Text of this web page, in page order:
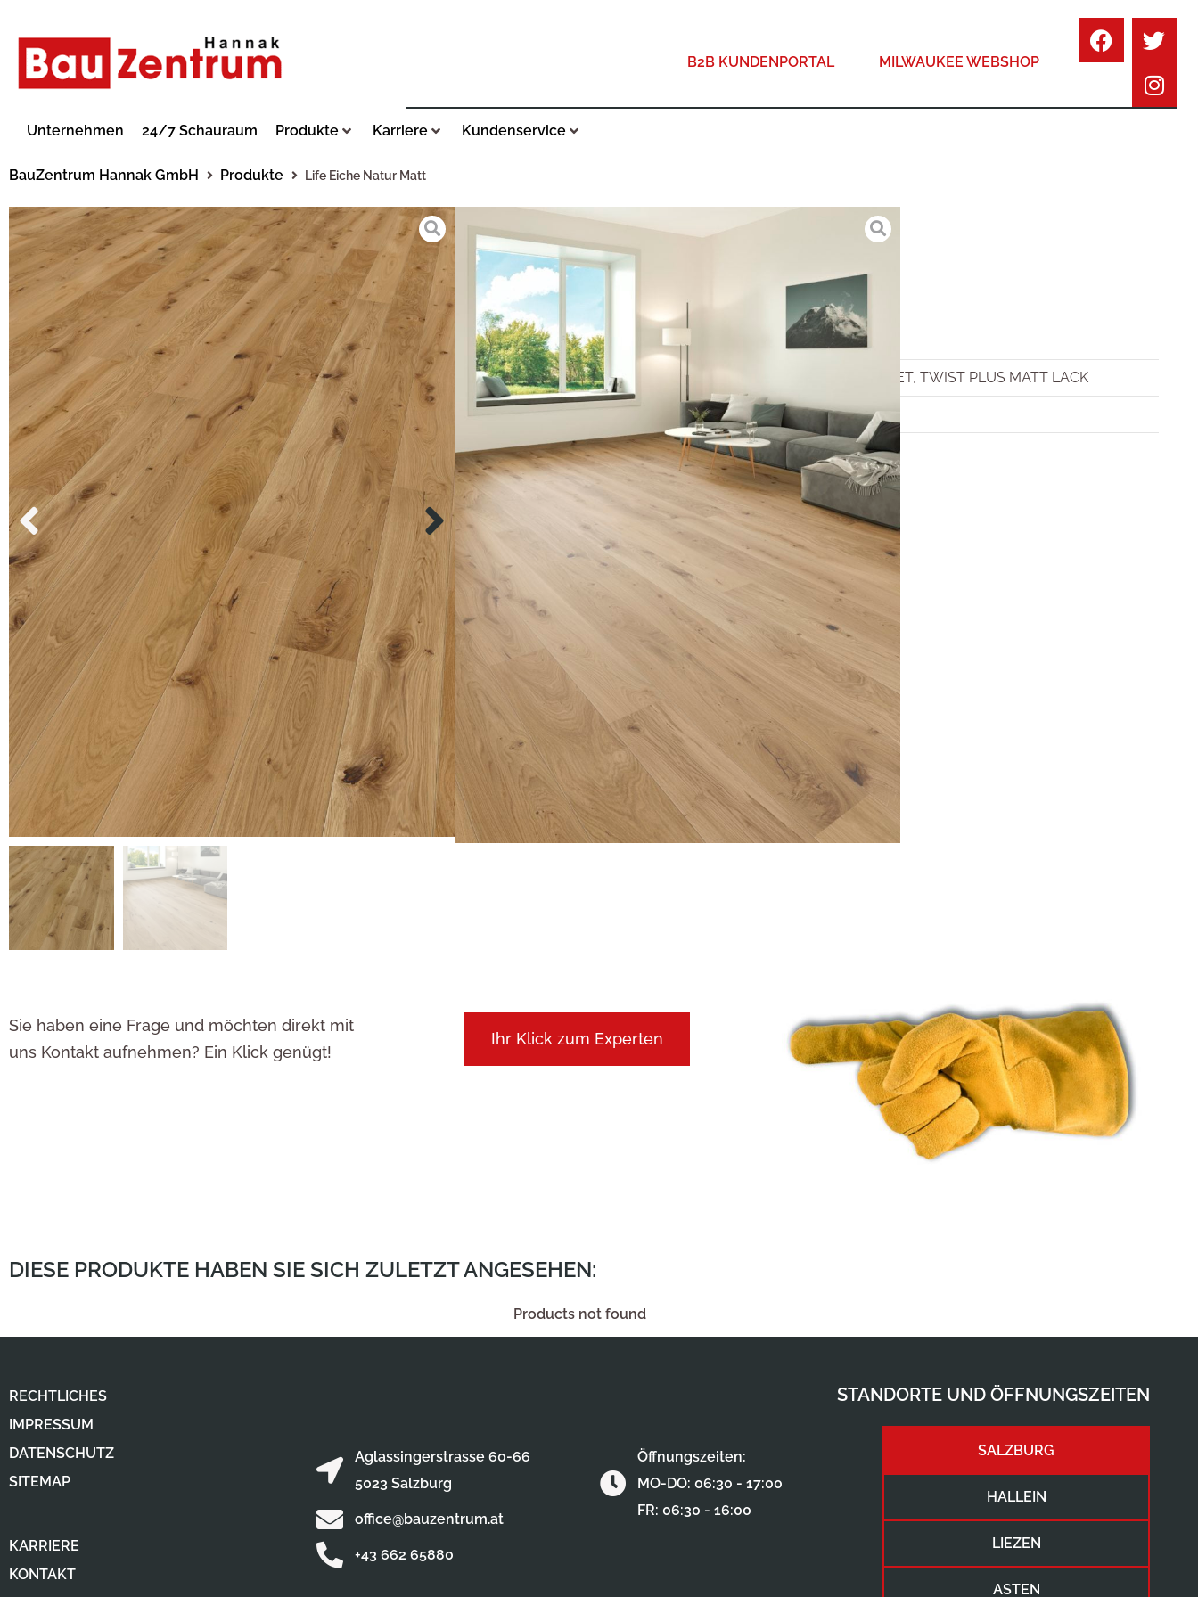
B2B KUNDENPORTAL MILWAUKEE WEBSHOP
Unternehmen 24/7 Schauraum Produkte Karriere Kundenservice
BauZentrum Hannak GmbH Produkte Life Eiche Natur Matt
LIFE EICHE NATUR MATT
ZUSÄTZLICHE INFORMATIONEN
HOLZART EICHE
FARBE EICHE NATUR GEFAST (2V), GEBÜRSTET, TWIST PLUS MATT LACK
2205X176X12 MM
Sie haben eine Frage und möchten direkt mit
uns Kontakt aufnehmen? Ein Klick genügt!
Ihr Klick zum Experten
DIESE PRODUKTE HABEN SIE SICH ZULETZT ANGESEHEN:
Products not found
RECHTLICHES
IMPRESSUM
DATENSCHUTZ
SITEMAP
KARRIERE
KONTAKT
STANDORTE UND ÖFFNUNGSZEITEN
SALZBURG
HALLEIN
LIEZEN
ASTEN
Aglassingerstrasse 60-66
5023 Salzburg
office@bauzentrum.at
+43 662 65880
Öffnungszeiten:
MO-DO: 06:30 - 17:00
FR: 06:30 - 16:00